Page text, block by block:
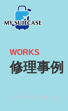
WORKS
修理事例